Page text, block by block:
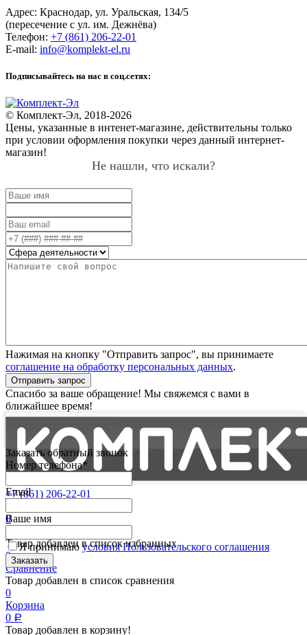
Адрес: Краснодар, ул. Уральская, 134/5
(пересечение с ул. им. Дежнёва)
Телефон: +7 (861) 206-22-01
E-mail: info@komplekt-el.ru
Подписывайтесь на нас в соц.сетях:
© Комплект-Эл, 2018-2026
Цены, указанные в интенет-магазине, действительны только
при условии оформления покупки через данный интернет-
магазин!
Не нашли, что искали?
Нажимая на кнопку "Отправить запрос", вы принимаете
соглашение на обработку персональных данных.
Отправить запрос
Спасибо за ваше обращение! Мы свяжемся с вами в
ближайшее время!
+7 (861) 206-22-01
0
Товар добавлен в список избранных
0
Сравнение
Товар добавлен в список сравнения
0
Корзина
0 Р
Товар добавлен в корзину!
Заказать обратный звонок
Номер телефона*
Email
Ваше имя
Я принимаюусловия Пользовательского соглашения